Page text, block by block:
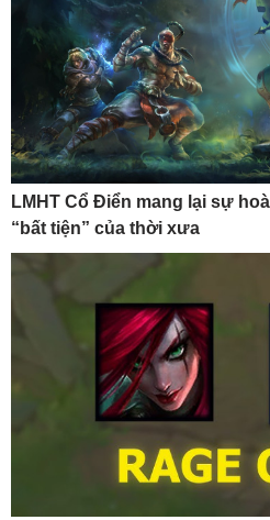
LMHT Cổ Điển mang lại sự
“bất tiện” của thời xưa